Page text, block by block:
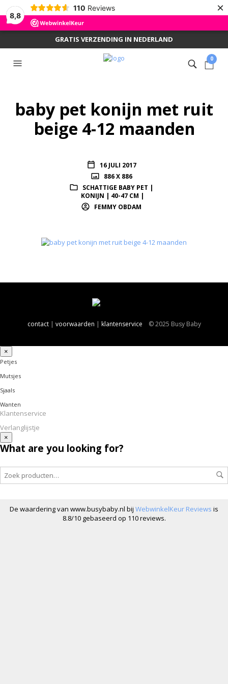
8,8
110 Reviews ×
GRATIS VERZENDING IN NEDERLAND
0
baby pet konijn met ruit
beige 4-12 maanden
16 JULI 2017
886 X 886
SCHATTIGE BABY PET |
KONIJN | 40-47 CM |
FEMMY OBDAM
contact| voorwaarden | klantenservice © 2025 Busy Baby
×
Petjes
Mutsjes
Sjaals
Wanten
Klantenservice
Verlanglijstje
×
What are you looking for?
De waardering van www.busybaby.nl bij WebwinkelKeur Reviews is
8.8/10 gebaseerd op 110 reviews.